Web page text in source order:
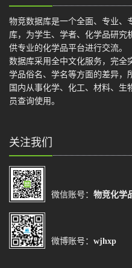
物竞数据库是一个全面、专业、
库，为学生、学者、化学品研究
供专业的化学品平台进行交流。
数据库采用全中文化服务，完全
学品俗名、学名等方面的差异，
国内从事化学、化工、材料、生
员查询使用。
关注我们
微信账号： 物竞化学
微博账号： wjhxp